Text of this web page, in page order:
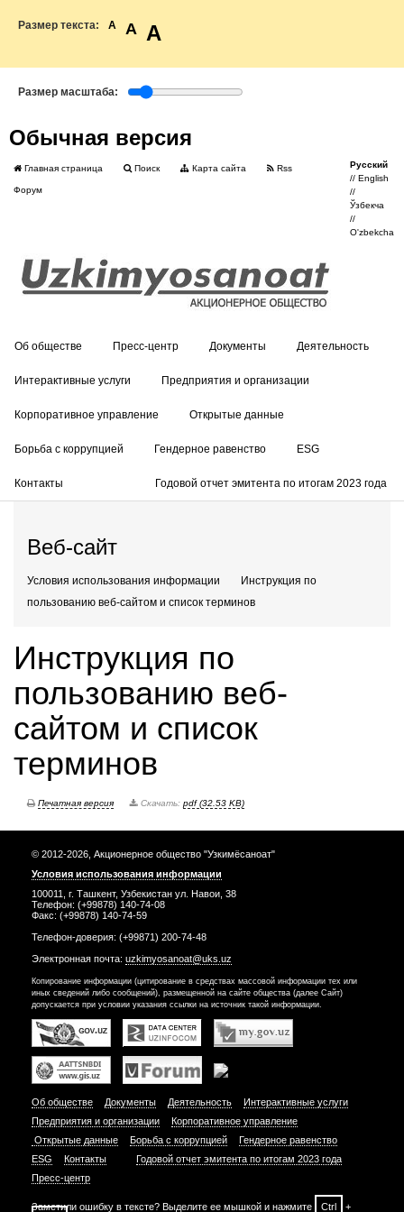
Размер текста: A A A
Размер масштаба:
Обычная версия
Главная страница Поиск Карта сайта Rss
Форум
Русский
//English
//
Ўзбекча
//
O'zbekcha
Об обществе Пресс-центр Документы Деятельность
Интерактивные услуги Предприятия и организации
Корпоративное управление Открытые данные
Борьба с коррупцией Гендерное равенство ESG
Контакты Годовой отчет эмитента по итогам 2023 года
Веб-сайт
Условия использования информации
Инструкция по
пользованию веб-сайтом и список терминов
Инструкция по
пользованию веб-
сайтом и список
терминов
Печатная версия Скачать: pdf (32.53 KB)
© 2012-2026, Акционерное общество "Узкимёсаноат"
Условия использования информации
100011, г. Ташкент, Узбекистан ул. Навои, 38
Телефон: (+99878) 140-74-08
Факс: (+99878) 140-74-59
Телефон-доверия: (+99871) 200-74-48
Электронная почта: uzkimyosanoat@uks.uz
Копирование информации (цитирование в средствах массовой информации тех или
иных сведений либо сообщений), размещенной на сайте общества (далее Сайт)
допускается при условии указания ссылки на источник такой информации.
Об обществе Документы Деятельность
Интерактивные услуги
Предприятия и организации
Корпоративное управление
Открытые данные
Борьба с коррупцией
Гендерное равенство
ESG
Контакты
Годовой отчет эмитента по итогам 2023 года
Пресс-центр
Заметили ошибку в тексте? Выделите ее мышкой и нажмите Ctrl +